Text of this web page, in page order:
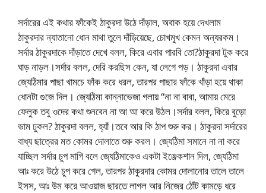
সর্দারের এই কথার ফাঁকেই ঠাকুরদা উঠে দাঁড়াল, অবাক হয়ে দেখলাম
ঠাকুরদার ন্যাতানো ধোন মাথা তুলে দাঁড়িয়েছে, চোখমুখ কেমন অন্যরকম।
সর্দার ঠাকুরদাকে দাঁড়াতে দেখে বলল, কিরে এবার পারবি তো?ঠাকুরদা টুক করে
ঘাড় নাড়ল।সর্দার বলল, দেরি করছিস কেন, যা লেগে পড়। ঠাকুরদা এবার
জ্যেঠিমার পাছা খামচে ফাঁক করে ধরল, তারপর পাছার ফাঁকে খাঁড়া হয়ে থাকা
ধোনটা গুজে দিল। জ্যেঠিমা কান্নাভেজা গলায় “না না বাবা, আমায় মেরে
ফেলুক তবু ওদের কথা শুনবেন না আ আ করে উঠল।সর্দার বলল, কিরে বুড়ো
ভাম ঢুকল? ঠাকুরদা বলল, হ্যাঁ।তবে আর কি ঠাপ শুরু কর। ঠাকুরদা সর্দারের
বাধ্য ছাত্রের মত কোমর দোলাতে শুরু করল। জ্যেঠিমা সমানে না না করে
যাচ্ছিল সর্দার চুপ মাগি বলে জ্যেঠিমাকেও একটা ইঞ্জেকশান দিল, জ্যেঠিমা
আঃ করে উঠে চুপ করে গেল, তারপর ঠাকুরদার কোমর দোলানোর তালে তালে
ইসস, আঃ উম করে আওয়াজ ছারতে লাগল আর নিজের ঠোঁট কামড়ে ধরে